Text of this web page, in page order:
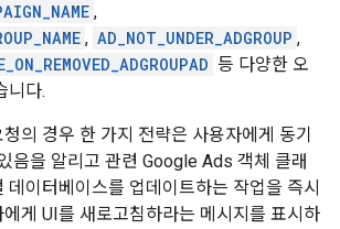
,
, AD_NOT_UNDER_ADGROUP ,
등 다양한 오
니다.
의 경우 한 가지 전략은 사용자에게 동기
음을 알리고 관련 Google Ads 객체 클래
데이터베이스를 업데이트하는 작업을 즉시
게 UI를 새로고침하라는 메시지를 표시하